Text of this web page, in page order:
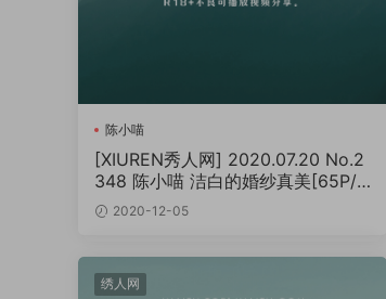
陈小喵
[XIUREN秀人网] 2020.07.20 No.2
348 陈小喵 洁白的婚纱真美[65P/1
34MB]
2020-12-05
绣人网